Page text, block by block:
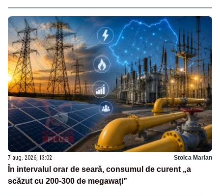
7 aug. 2026, 13:02 Stoica Marian
În intervalul orar de seară, consumul de curent „a
scăzut cu 200-300 de megawați”